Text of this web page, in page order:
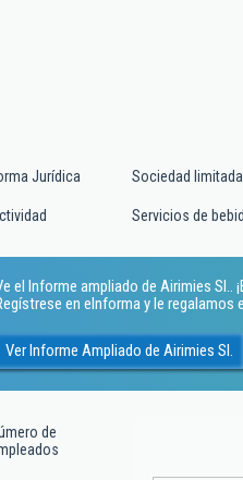
Jurídica Sociedad limitada
Servicios de
el Informe ampliado de Airimies Sl..
en eInforma y le
Ver Informe Ampliado de Airimies Sl.
de